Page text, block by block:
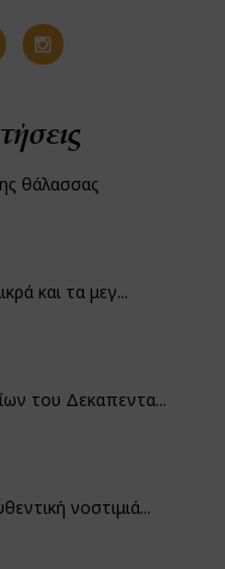
θάλασσας
και τα μεγ...
του Δεκαπεντα...
νοστιμιά...